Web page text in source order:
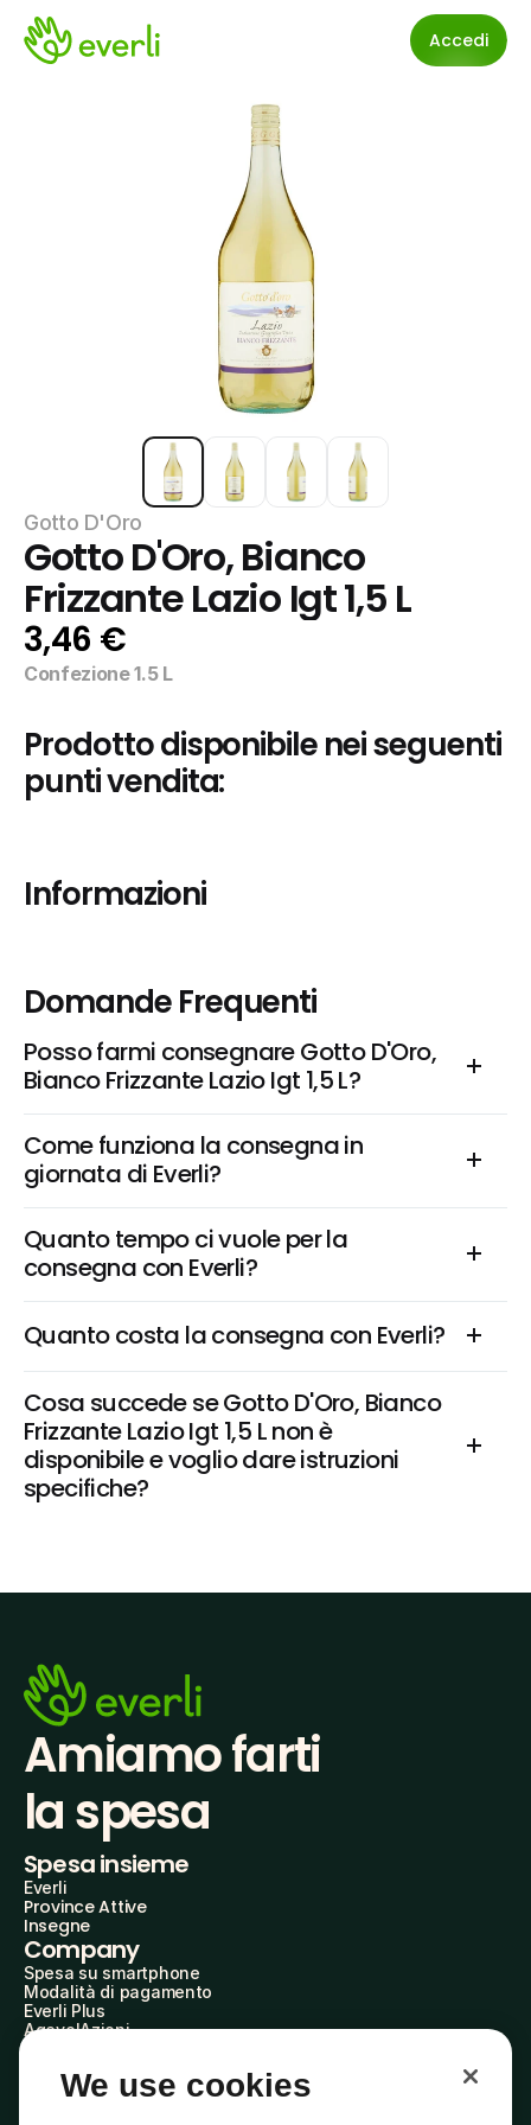
Accedi
Gotto D'Oro
Gotto D'Oro, Bianco
Frizzante Lazio Igt 1,5 L
3,46 €
Confezione 1.5 L
Prodotto disponibile nei seguenti
punti vendita:
Informazioni
Domande Frequenti
Posso farmi consegnare Gotto D'Oro,
Bianco Frizzante Lazio Igt 1,5 L?
Come funziona la consegna in
giornata di Everli?
Quanto tempo ci vuole per la
consegna con Everli?
Quanto costa la consegna con Everli?
Cosa succede se Gotto D'Oro, Bianco
Frizzante Lazio Igt 1,5 L non è
disponibile e voglio dare istruzioni
specifiche?
Amiamo farti
la spesa
Spesa insieme
Everli
Province Attive
Insegne
Company
Spesa su smartphone
Modalità di pagamento
Everli Plus
AgevolAzioni
Everli Shoppers
We use cookies